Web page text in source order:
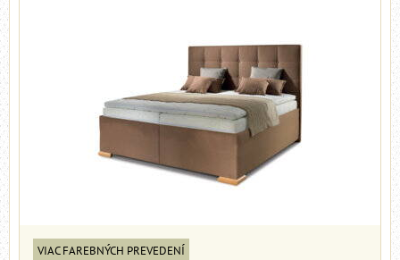
VIAC FAREBNÝCH PREVEDENÍ